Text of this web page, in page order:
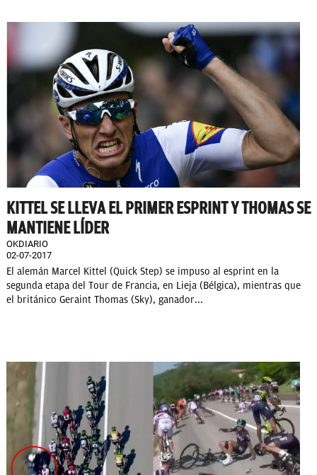
KITTEL SE LLEVA EL PRIMER ESPRINT Y THOMAS SE
MANTIENE LÍDER
OKDIARIO
02-07-2017
El alemán Marcel Kittel (Quick Step) se impuso al esprint en la
segunda etapa del Tour de Francia, en Lieja (Bélgica), mientras que
el británico Geraint Thomas (Sky), ganador...